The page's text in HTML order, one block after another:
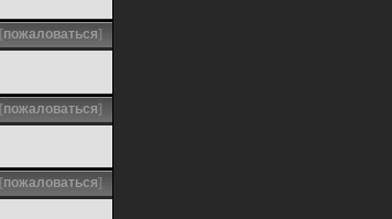
[пожаловаться]
[пожаловаться]
[пожаловаться]